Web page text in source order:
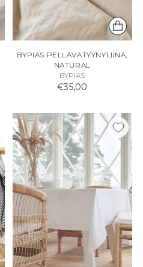
BYPIAS PELLAVATYYNYLIINA,
NATURAL
BYPIAS
€35,00